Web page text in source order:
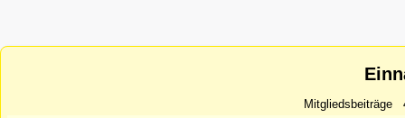
Mitgliedsbeiträge